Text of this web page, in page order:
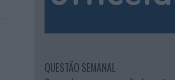
QUESTÃO SEMANAL